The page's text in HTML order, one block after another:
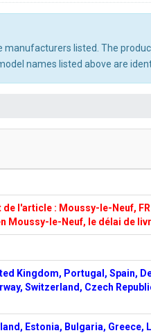
listed. The
names listed above are
de l'article : Moussy-le-Neuf,
Moussy-le-Neuf, le délai de
Kingdom, Portugal, Spain,
Switzerland, Czech
Estonia, Bulgaria, Greece,